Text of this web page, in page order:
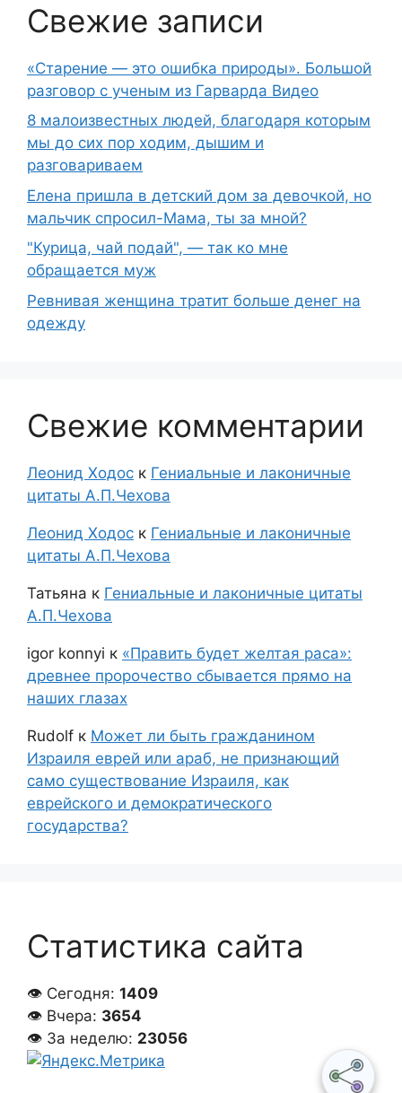
Свежие записи
«Старение — это ошибка природы». Большой
разговор с ученым из Гарварда Видео
8 малоизвестных людей, благодаря которым
мы до сих пор ходим, дышим и
разговариваем
Елена пришла в детский дом за девочкой, но
мальчик спросил-Мама, ты за мной?
"Курица, чай подай", — так ко мне
обращается муж
Ревнивая женщина тратит больше денег на
одежду
Свежие комментарии
Леонид Ходос к Гениальные и лаконичные
цитаты А.П.Чехова
Леонид Ходос к Гениальные и лаконичные
цитаты А.П.Чехова
Татьяна к Гениальные и лаконичные цитаты
А.П.Чехова
igor konnyi к «Править будет желтая раса»:
древнее пророчество сбывается прямо на
наших глазах
Rudolf к Может ли быть гражданином
Израиля еврей или араб, не признающий
само существование Израиля, как
еврейского и демократического
государства?
Статистика сайта
👁 Сегодня: 1409
👁 Вчера: 3654
👁 За неделю: 23056